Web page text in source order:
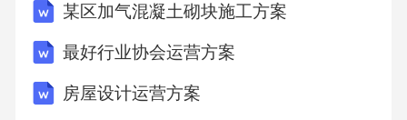
升21%。供应链效率不足，部分区域库存周转周
期达45天。2.2关键问题指标 市场份额波动
率：高端市场外资品牌年波动率3.2%，本土品
牌达9.5%。渠道冲突指数：连锁超市渠道冲突
某区加气混凝土砌块施工方案
最好行业协会运营方案
房屋设计运营方案